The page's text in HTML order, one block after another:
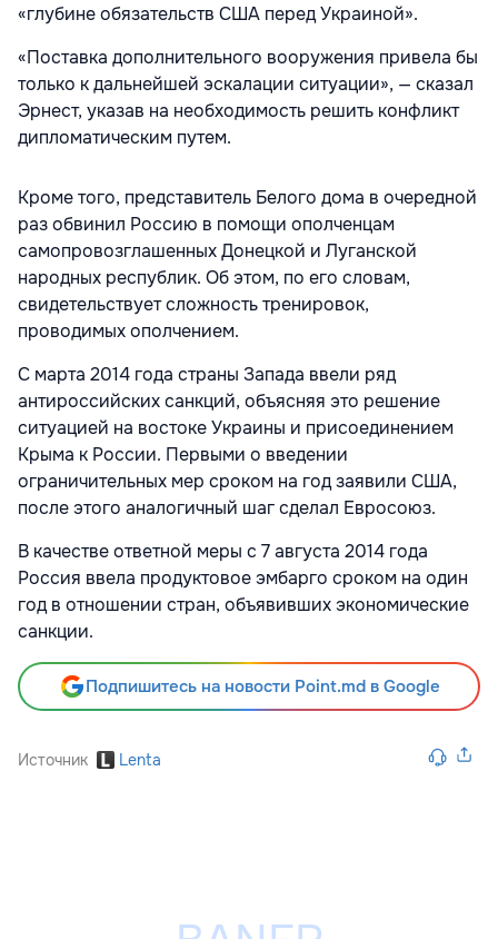
«глубине обязательств США перед Украиной».
«Поставка дополнительного вооружения привела бы
только к дальнейшей эскалации ситуации», — сказал
Эрнест, указав на необходимость решить конфликт
дипломатическим путем.
Кроме того, представитель Белого дома в очередной
раз обвинил Россию в помощи ополченцам
самопровозглашенных Донецкой и Луганской
народных республик. Об этом, по его словам,
свидетельствует сложность тренировок,
проводимых ополчением.
С марта 2014 года страны Запада ввели ряд
антироссийских санкций, объясняя это решение
ситуацией на востоке Украины и присоединением
Крыма к России. Первыми о введении
ограничительных мер сроком на год заявили США,
после этого аналогичный шаг сделал Евросоюз.
В качестве ответной меры с 7 августа 2014 года
Россия ввела продуктовое эмбарго сроком на один
год в отношении стран, объявивших экономические
санкции.
Подпишитесь на новости Point.md в Google
Источник Lenta